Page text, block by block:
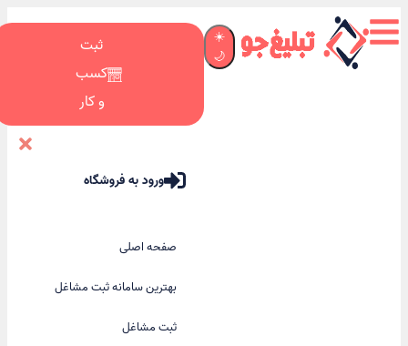
☀️
🌙
ثبت
کسب
و کار
ورود به فروشگاه
صفحه اصلی
بهترین سامانه ثبت مشاغل
ثبت مشاغل